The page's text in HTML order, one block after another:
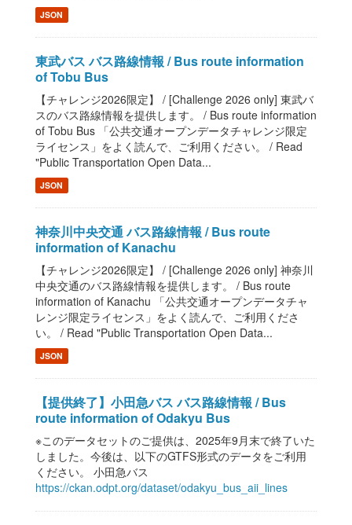
JSON
東武バス バス路線情報 / Bus route information
of Tobu Bus
【チャレンジ2026限定】 / [Challenge 2026 only] 東武バ
スのバス路線情報を提供します。 / Bus route information
of Tobu Bus 「公共交通オープンデータチャレンジ限定
ライセンス」をよく読んで、ご利用ください。 / Read
"Public Transportation Open Data...
JSON
神奈川中央交通 バス路線情報 / Bus route
information of Kanachu
【チャレンジ2026限定】 / [Challenge 2026 only] 神奈川
中央交通のバス路線情報を提供します。 / Bus route
information of Kanachu 「公共交通オープンデータチャ
レンジ限定ライセンス」をよく読んで、ご利用くださ
い。 / Read "Public Transportation Open Data...
JSON
【提供終了】小田急バス バス路線情報 / Bus
route information of Odakyu Bus
※このデータセットのご提供は、2025年9月末で終了いた
しました。今後は、以下のGTFS形式のデータをご利用
ください。 小田急バス
https://ckan.odpt.org/dataset/odakyu_bus_aii_lines